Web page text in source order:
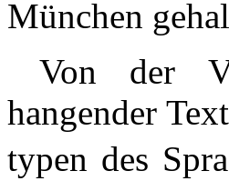
München
Von der
hangender
typen des